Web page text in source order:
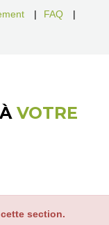
| FAQ
|
VOTRE
section.